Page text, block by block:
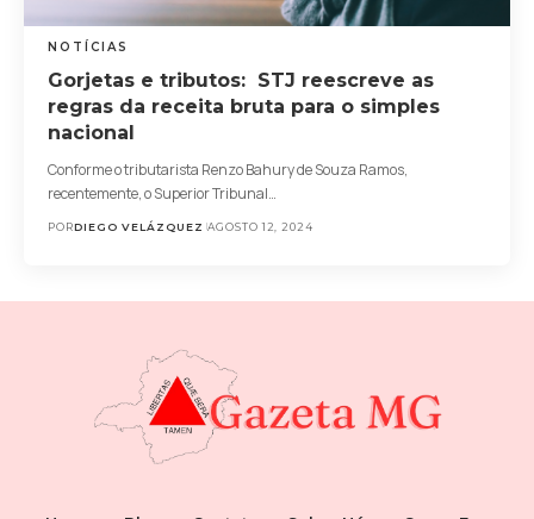
NOTÍCIAS
Gorjetas e tributos: STJ reescreve as
regras da receita bruta para o simples
nacional
Conforme o tributarista Renzo Bahury de Souza Ramos,
recentemente, o Superior Tribunal…
PORDIEGO VELÁZQUEZ AGOSTO 12, 2024